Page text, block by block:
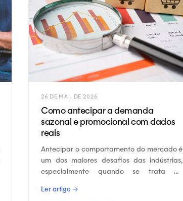
26 DE MAI. DE 2026
Como antecipar a demanda
sazonal e promocional com dados
reais
Antecipar o comportamento do mercado é
um dos maiores desafios das indústrias,
especialmente quando se trata de
Ler artigo →